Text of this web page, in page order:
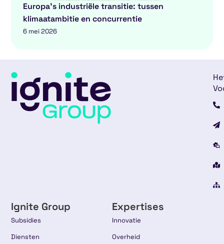
Europa’s industriële transitie: tussen
klimaatambitie en concurrentie
6 mei 2026
Ignite Group
Subsidies
Diensten
Expertises
Innovatie
Overheid